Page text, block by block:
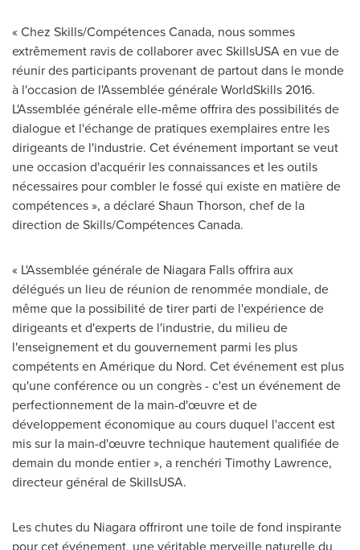
« Chez Skills/CompétencesCanada, nous sommes
extrêmement ravis de collaborer avec SkillsUSA en vue de
réunir des participants provenant de partout dans le monde
à l'occasion de l'Assemblée générale WorldSkills 2016.
L'Assemblée générale elle-même offrira des possibilités de
dialogue et l'échange de pratiques exemplaires entre les
dirigeants de l'industrie. Cet événement important se veut
une occasion d'acquérir les connaissances et les outils
nécessaires pour combler le fossé qui existe en matière de
compétences », a déclaréShaun Thorson, chef de la
direction de Skills/CompétencesCanada.
« L'Assemblée générale de Niagara Fallsoffrira aux
délégués un lieu de réunion de renommée mondiale, de
même que la possibilité de tirer parti de l'expérience de
dirigeants et d'experts de l'industrie, du milieu de
l'enseignement et du gouvernement parmi les plus
compétents en Amérique du Nord. Cet événement est plus
qu'une conférence ou un congrès - c'est un événement de
perfectionnement de la main-d'œuvre et de
développement économique au cours duquel l'accent est
mis sur la main-d'œuvre technique hautement qualifiée de
demain du monde entier », a renchéri Timothy Lawrence,
directeur général de SkillsUSA.
Les chutes du Niagara offriront une toile de fond inspirante
pour cet événement, une véritable merveille naturelle du